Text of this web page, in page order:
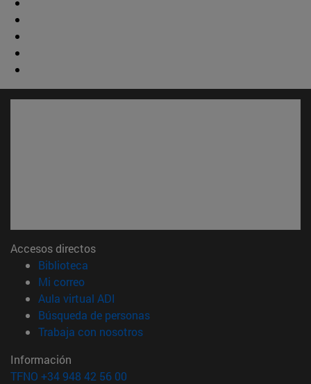
Accesos directos
Biblioteca
Mi correo(abre en nueva ventana)
Aula virtual ADI
Búsqueda de personas(abre en nueva ventana)
Trabaja con nosotros(abre en nueva ventana)
Información
TFNO +34 948 42 56 00